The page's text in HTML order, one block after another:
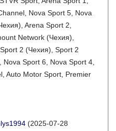
Nova Sport 5, Nova
Arena Sport 2,
Network (Чехия),
2 (Чехия), Sport 2
Sport 6, Nova Sport 4,
Auto Motor Sport, Premier
(2025-07-28